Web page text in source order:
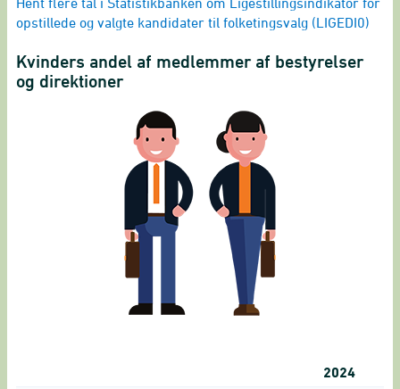
opstillede og valgte kandidater til folketingsvalg (LIGEDI0)
Kvinders andel af medlemmer af bestyrelser
og direktioner
2024